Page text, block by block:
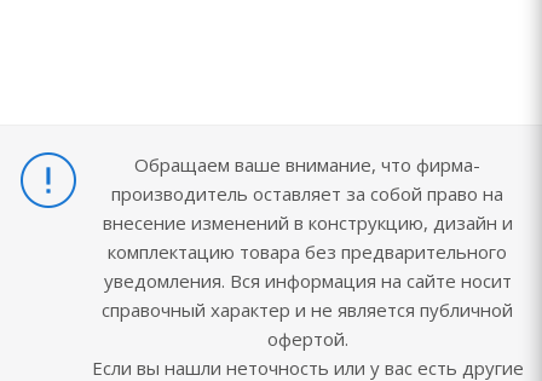
Обращаем ваше внимание, что фирма-
производитель оставляет за собой право на
внесение изменений в конструкцию, дизайн и
комплектацию товара без предварительного
уведомления. Вся информация на сайте носит
справочный характер и не является публичной
офертой.
Если вы нашли неточность или у вас есть другие